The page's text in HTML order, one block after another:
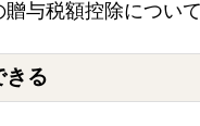
与税額控除につい
きる